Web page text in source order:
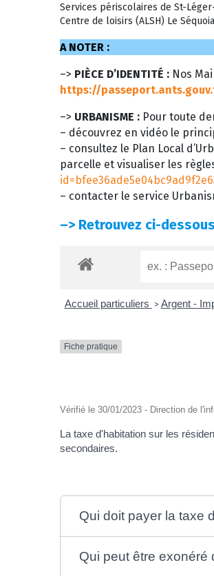
Services périscolaires de St-
Centre de loisirs (ALSH) Le
A NOTER :
–> PIÈCE D’IDENTITÉ : Nos
https://
–> URBANISME : Pour toute
– découvrez en vidéo le
– consultez le Plan Local
parcelle et visualiser les
– contacter le service
–> Retrouvez ci-
Accueil particuliers > Argent -
Fiche pratique
Vérifié le 30/01/2023 - Direction de
La taxe d'habitation sur les
secondaires.
Qui doit payer la taxe
Qui peut être exonéré